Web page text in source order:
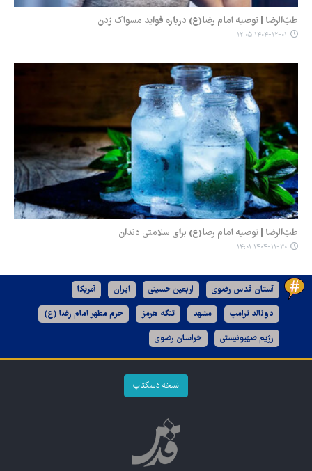
طبّ‌الرضا | توصیه امام رضا(ع) درباره فواید مسواک زدن
۱۴۰۴-۱۲-۰۱ ۱۲:۰۵
طبّ‌الرضا | توصیه امام رضا(ع) برای سلامتی دندان
۱۴۰۴-۱۱-۳۰ ۱۴:۰۱
آستان قدس رضوی اربعین حسینی ایران آمریکا
دونالد ترامپ مشهد تنگه هرمز حرم مطهر امام رضا (ع)
رژیم صهیونیستی خراسان رضوی
نسخه دسکتاپ